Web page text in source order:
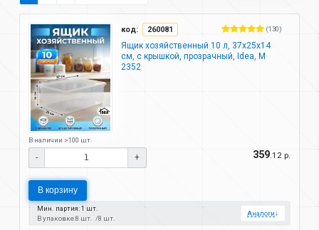
код: 260081 (130)
Ящик хозяйственный 10 л, 37х25х14
см, с крышкой, прозрачный, Idea, М
2352
В наличии >100 шт.
- + 359 .12 р.
В корзину
Мин. партия: 1 шт.
В упаковке:8 шт. 8 шт.
Аналоги↓